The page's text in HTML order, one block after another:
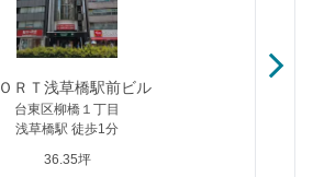
ＲＴ浅草橋駅前ビル
台東区柳橋１丁目
浅草橋駅 徒歩1分
36.35坪